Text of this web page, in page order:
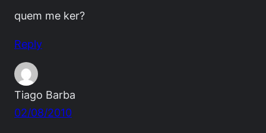
quem me ker?
Reply
Tiago Barba
02/08/2010